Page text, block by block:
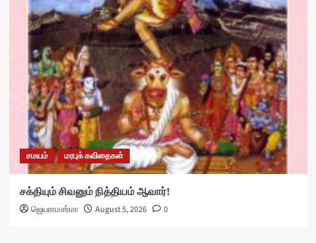
சமயம் மரபுக் கவிதைகள்
சக்தியும் சிவனும் நித்தியம் ஆவார்!
ஜெயராமசர்மா August 5, 2026 0